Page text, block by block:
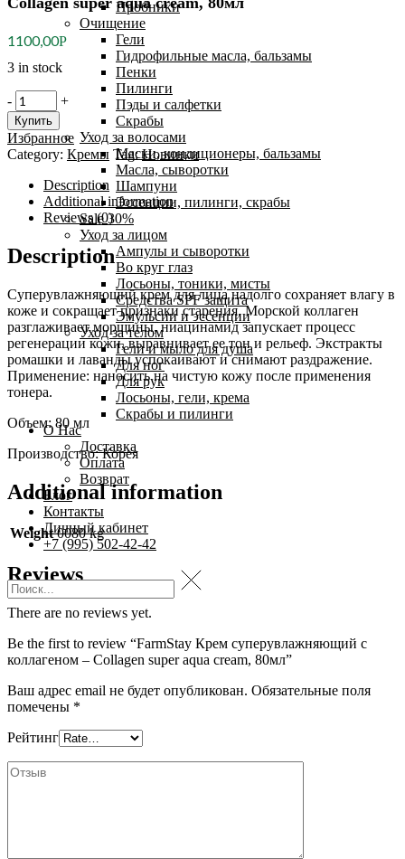
Пробники
Очищение
Гели
Гидрофильные масла, бальзамы
Пенки
Пилинги
Пэды и салфетки
Скрабы
Уход за волосами
Маски, кондиционеры, бальзамы
Масла, сыворотки
Шампуни
Эссенции, пилинги, скрабы
Sale 30%
Уход за лицом
Ампулы и сыворотки
Во круг глаз
Лосьоны, тоники, мисты
Средства SPF защита
Эмульсии и эссенции
Уход за телом
Гели и мыло для душа
Для ног
Для рук
Лосьоны, гели, крема
Скрабы и пилинги
О Нас
Доставка
Оплата
Возврат
Блог
Контакты
Личный кабинет
+7 (995) 502-42-42
1100,00Р
3 in stock
FarmStay
Крем
cуперувлажняющий
с
коллагеном
Collagen
80мл
- +
Купить
Избранное
Category: Кремы Tag:Новинки
Description
Additional information
Reviews (0)
Description
Суперувлажняющий крем для лица надолго сохраняет влагу в
коже и сокращает признаки старения. Морской коллаген
разглаживает морщины, ниацинамид запускает процесс
регенерации кожи, выравнивает ее тон и рельеф. Экстракты
ромашки и лаванды успокаивают и снимают раздражение.
Применение: наносить на чистую кожу после применения
тонера.
Объем: 80 мл
Производство: Корея
Additional information
Weight 0080 kg
Reviews
There are no reviews yet.
Be the first to review “FarmStay Крем cуперувлажняющий с
коллагеном – Collagen super aqua cream, 80мл”
Ваш адрес email не будет опубликован. Обязательные поля
помечены *
Рейтинг